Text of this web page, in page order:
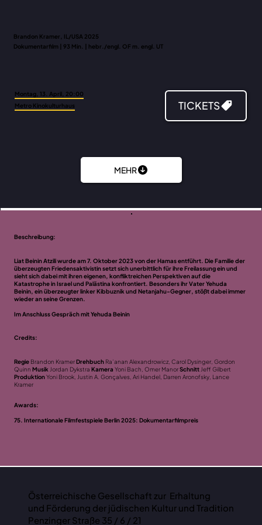
Montag, 13. April, 20:00
Metro Kinokulturhaus
TICKETS
MEHR
Brandon Kramer, IL/USA 2025
Dokumentarfilm | 93 Min. | hebr./engl. OF m. engl. UT
Beschreibung:
Liat Beinin Atzili wurde am 7. Oktober 2023 von der Hamas entführt. Die Familie der
überzeugten Friedensaktivistin setzt sich unerbittlich für ihre Freilassung ein und
sieht sich dabei mit ihren eigenen, konfliktreichen Perspektiven auf die
Katastrophe in Israel und Palästina konfrontiert. Besonders ihr Vater Yehuda
Beinin, ein überzeugter linker Kibbuznik und Netanjahu-Gegner, stößt dabei immer
wieder an seine Grenzen.
Im Anschluss Gespräch mit Yehuda Beinin
Credits:
Regie Brandon KramerDrehbuch Ra’anan Alexandrowicz, Carol Dysinger, Gordon
QuinnMusik Jordan DykstraKamera Yoni Bach, Omer ManorSchnitt Jeff Gilbert
ProduktionYoni Brook, Justin A. Gonçalves, Ari Handel, Darren Aronofsky, Lance
Kramer
Awards:
75. Internationale Filmfestspiele Berlin 2025: Dokumentarfilmpreis
Österreichische Gesellschaft zur Erhaltung
und Förderung der jüdischen Kultur und Tradition
Penzinger Straße 35 / 6 / 21